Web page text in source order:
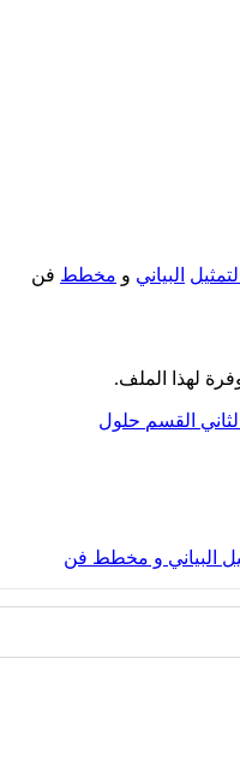
التمثيل البياني و مخطط فن
لهذا الملف.
القسم حلول
البياني و مخطط فن